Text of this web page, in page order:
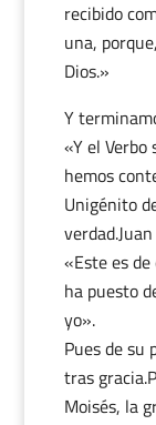
recibido
una,
Dios.»
Y
«Y el
hemos
Unigénito
«Este es
ha puesto
yo».
Pues de su
tras
Moisés, la